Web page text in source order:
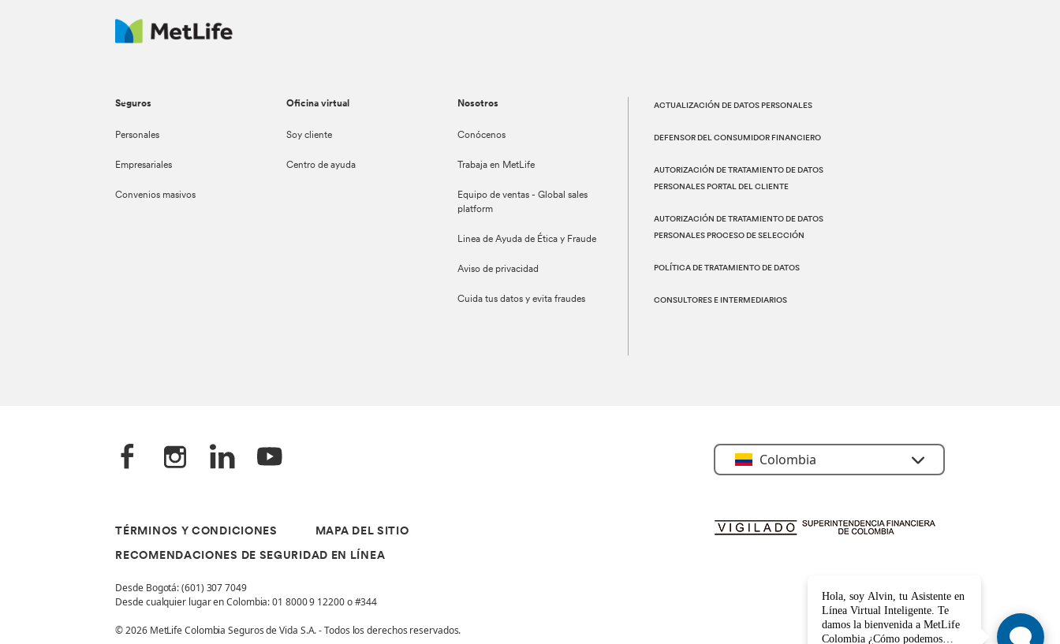
Seguros
Personales
Empresariales
Convenios masivos
Oficina virtual
Soy cliente
Centro de ayuda
Nosotros
Conócenos
Trabaja en MetLife
Equipo de ventas - Global sales
platform
Linea de Ayuda de Ética y Fraude
Aviso de privacidad
Cuida tus datos y evita fraudes
ACTUALIZACIÓN DE DATOS PERSONALES
DEFENSOR DEL CONSUMIDOR FINANCIERO
AUTORIZACIÓN DE TRATAMIENTO DE DATOS
PERSONALES PORTAL DEL CLIENTE
AUTORIZACIÓN DE TRATAMIENTO DE DATOS
PERSONALES PROCESO DE SELECCIÓN
POLÍTICA DE TRATAMIENTO DE DATOS
CONSULTORES E INTERMEDIARIOS
Colombia
TÉRMINOS Y CONDICIONES MAPA DEL SITIO
RECOMENDACIONES DE SEGURIDAD EN LÍNEA
Desde Bogotá: (601) 307 7049
Desde cualquier lugar en Colombia: 01 8000 9 12200 o #344
© 2026 MetLife Colombia Seguros de Vida S.A. - Todos los derechos reservados.
Hola, soy Alvin, tu Asistente en
Línea Virtual Inteligente. Te
damos la bienvenida a MetLife
Colombia ¿Cómo podemos